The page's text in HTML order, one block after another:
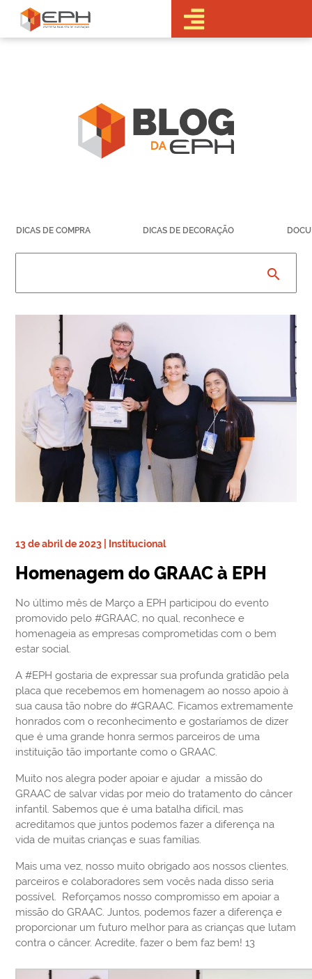
•Sobre a EPH
Lançamentos
Lançamentos
Em obras
•Trabalhe
DICAS DE COMPRA DICAS DE DECORAÇÃO
search
13 de abril de 2023 | Institucional
Homenagem do GRAAC à EPH
No último mês de Março a EPH participou do evento
promovido pelo #GRAAC, no qual, reconhece e
homenageia as empresas comprometidas com o bem
estar social.
A #EPH gostaria de expressar sua profunda gratidão pela
placa que recebemos em homenagem ao nosso apoio à
sua causa tão nobre do #GRAAC. Ficamos extremamente
honrados com o reconhecimento e gostaríamos de dizer
que é uma grande honra sermos parceiros de uma
instituição tão importante como o GRAAC.
Muito nos alegra poder apoiar e ajudar a missão do
GRAAC de salvar vidas por meio do tratamento do câncer
infantil. Sabemos que é uma batalha difícil, mas
acreditamos que juntos podemos fazer a diferença na
vida de muitas crianças e suas famílias.
Mais uma vez, nosso muito obrigado aos nossos clientes,
parceiros e colaboradores sem vocês nada disso seria
possível. Reforçamos nosso compromisso em apoiar a
missão do GRAAC. Juntos, podemos fazer a diferença e
proporcionar um futuro melhor para as crianças que lutam
contra o câncer. Acredite, fazer o bem faz bem! 13